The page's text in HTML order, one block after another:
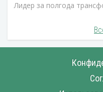
Лидер за полгода